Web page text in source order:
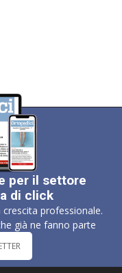
per il settore
di click
professionale.
già ne fanno parte